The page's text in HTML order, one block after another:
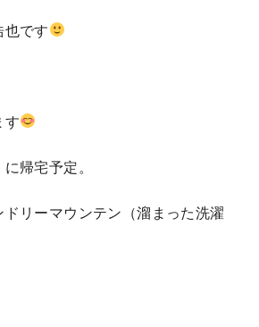
です
す
帰宅予定。
リーマウンテン（溜まった洗濯